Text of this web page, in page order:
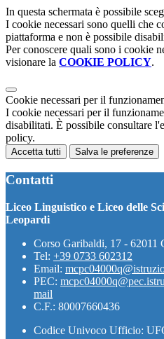
In questa schermata è possibile
I cookie necessari sono quelli che
piattaforma e non è possibile
Per conoscere quali sono i cookie
visionare la COOKIE POLICY.
Cookie necessari per il
I cookie necessari per il
disabilitati. È possibile consultare
policy.
Accetta tutti Salva le preferenze
Contatti
Liceo Linguistico e Liceo delle
Leopardi
Corso Garibaldi, 17 - 62011
Tel: +39 0733 602312
Email:
PEC:
mail
C.F.: 80007660436
Codice Univoco Ufficio: